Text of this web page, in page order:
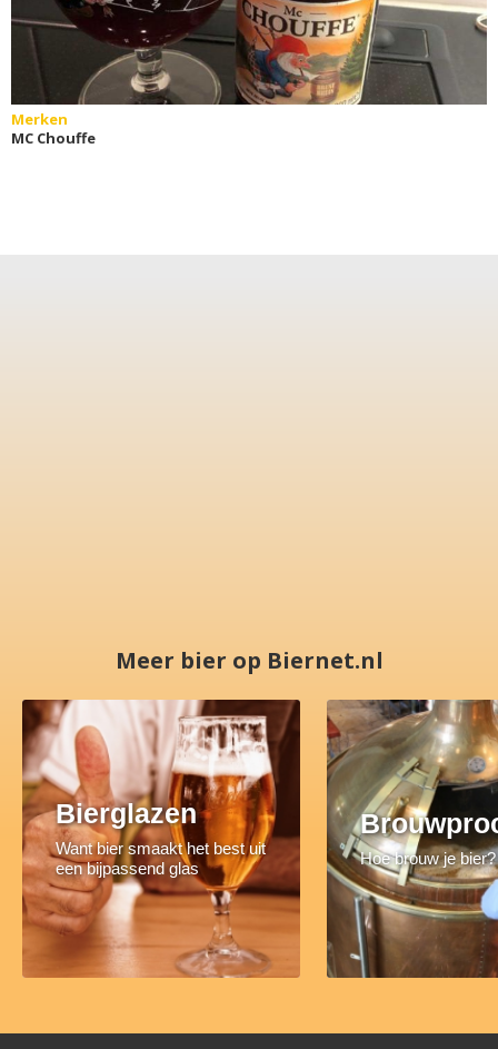
Merken
MC Chouffe
Meer bier op Biernet.nl
Bierglazen
Want bier smaakt het best uit
een bijpassend glas
Hoe brouw je bier?